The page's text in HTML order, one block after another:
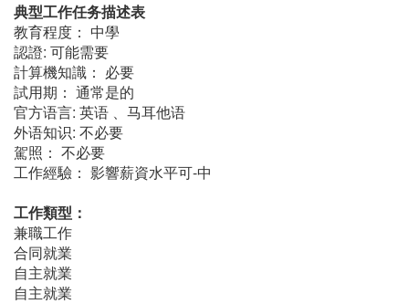
典型工作任务描述表
教育程度： 中學
認證: 可能需要
計算機知識： 必要
試用期： 通常是的
官方语言: 英语 、马耳他语
外语知识: 不必要
駕照： 不必要
工作經驗： 影響薪資水平可-中
工作類型：
兼職工作
合同就業
自主就業
自主就業